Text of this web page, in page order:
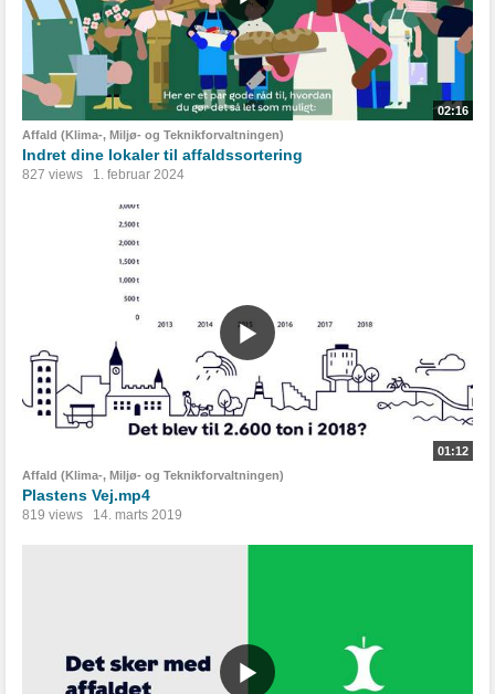
02:16
Affald (Klima-, Miljø- og Teknikforvaltningen)
Indret dine lokaler til affaldssortering
827 views 1. februar 2024
01:12
Affald (Klima-, Miljø- og Teknikforvaltningen)
Plastens Vej.mp4
819 views 14. marts 2019